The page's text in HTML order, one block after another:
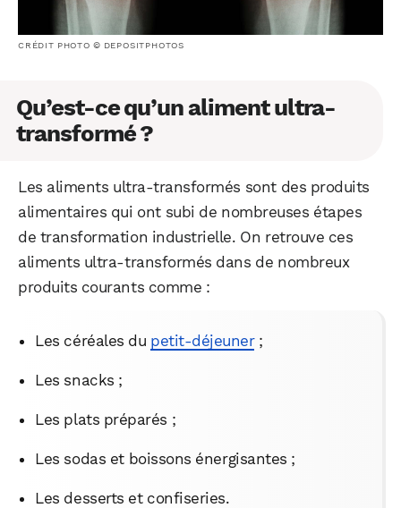
CRÉDIT PHOTO © DEPOSITPHOTOS
Qu’est-ce qu’un aliment ultra-
transformé ?
Les aliments ultra-transformés sont des produits
alimentaires qui ont subi de nombreuses étapes
de transformation industrielle. On retrouve ces
aliments ultra-transformés dans de nombreux
produits courants comme :
Les céréales du petit-déjeuner;
Les snacks ;
Les plats préparés ;
Les sodas et boissons énergisantes ;
Les desserts et confiseries.